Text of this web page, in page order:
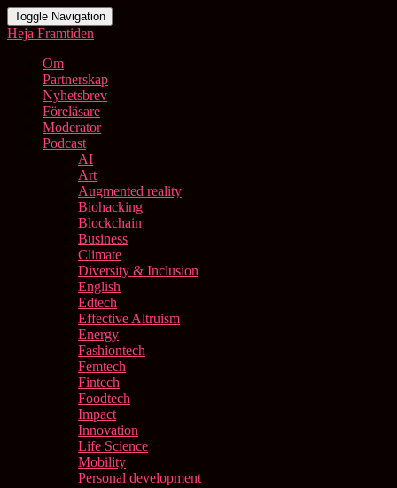
Toggle Navigation
Heja Framtiden
Om
Partnerskap
Nyhetsbrev
Föreläsare
Moderator
Podcast
AI
Art
Augmented reality
Biohacking
Blockchain
Business
Climate
Diversity & Inclusion
English
Edtech
Effective Altruism
Energy
Fashiontech
Femtech
Fintech
Foodtech
Impact
Innovation
Life Science
Mobility
Personal development